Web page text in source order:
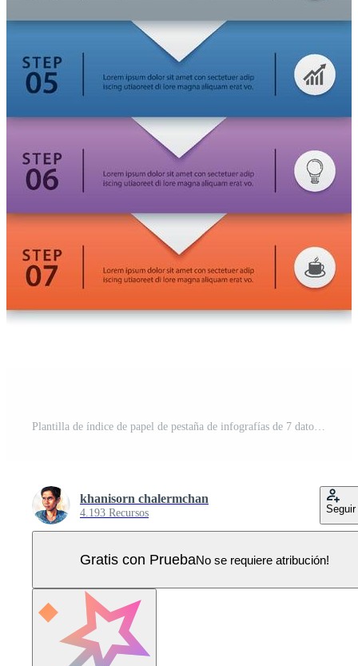
Plantilla de índice de papel de pestaña de infografías de 7 datos. ilustración vectorial resumen de antecedentes. se puede utilizar para el diseño de flujo de trabajo, paso empresarial, banner, diseño web. Vector Pro
khanisorn chalermchan
4.193 Recursos Seguir
Gratis con PruebaNo se requiere atribución!